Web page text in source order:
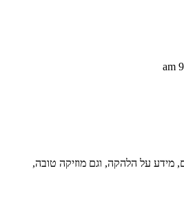
מידע על הלהקה, וגם מוזיקה טובה,